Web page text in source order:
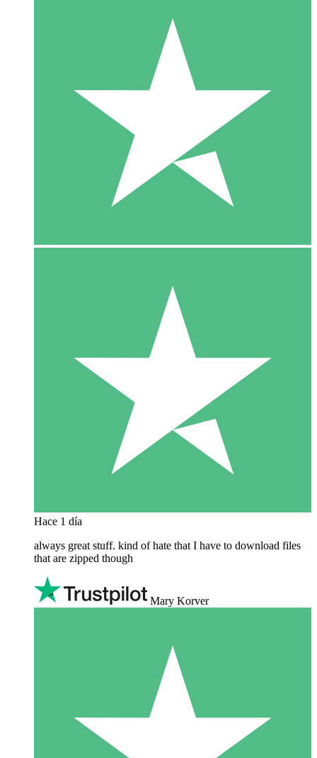
Hace 1 día
always great stuff. kind of hate that I have to download files
that are zipped though
Mary Korver